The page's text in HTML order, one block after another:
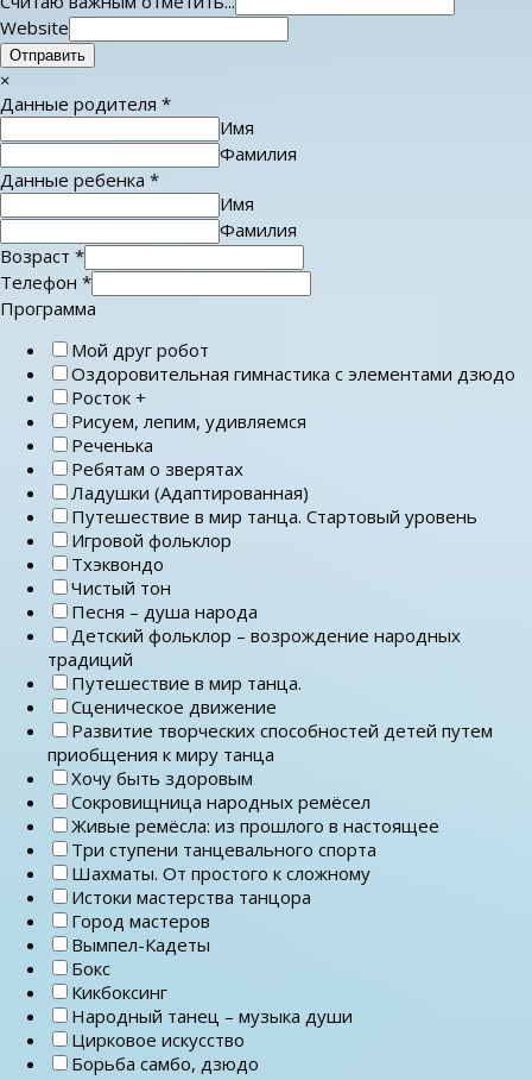
Website
Отправить
×
Данные родителя *
Имя
Фамилия
Данные ребенка *
Имя
Фамилия
Возраст *
Телефон *
Программа
Мой друг робот
Оздоровительная гимнастика с элементами дзюдо
Росток +
Рисуем, лепим, удивляемся
Реченька
Ребятам о зверятах
Ладушки (Адаптированная)
Путешествие в мир танца. Стартовый уровень
Игровой фольклор
Тхэквондо
Чистый тон
Песня – душа народа
Детский фольклор – возрождение народных
традиций
Путешествие в мир танца.
Сценическое движение
Развитие творческих способностей детей путем
приобщения к миру танца
Хочу быть здоровым
Сокровищница народных ремёсел
Живые ремёсла: из прошлого в настоящее
Три ступени танцевального спорта
Шахматы. От простого к сложному
Истоки мастерства танцора
Город мастеров
Вымпел-Кадеты
Бокс
Кикбоксинг
Народный танец – музыка души
Цирковое искусство
Борьба самбо, дзюдо